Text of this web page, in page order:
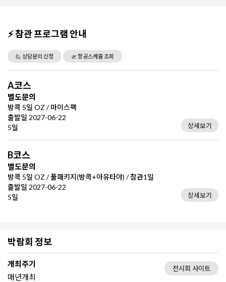
⚡ 참관 프로그램 안내
🙋 상담문의 신청 🛫 항공스케쥴 조회
A코스
별도문의
방콕 5일 OZ / 마이스팩
출발일 2027-06-22
5일
상세보기
B코스
별도문의
방콕 5일 OZ / 풀패키지(방콕+아유타야) / 참관1일
출발일 2027-06-22
5일
상세보기
박람회 정보
개최주기
매년개최
전시회 사이트